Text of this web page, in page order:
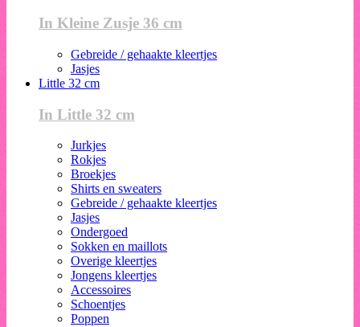
In Kleine Zusje 36 cm
Gebreide / gehaakte kleertjes
Jasjes
Little 32 cm
In Little 32 cm
Jurkjes
Rokjes
Broekjes
Shirts en sweaters
Gebreide / gehaakte kleertjes
Jasjes
Ondergoed
Sokken en maillots
Overige kleertjes
Jongens kleertjes
Accessoires
Schoentjes
Poppen